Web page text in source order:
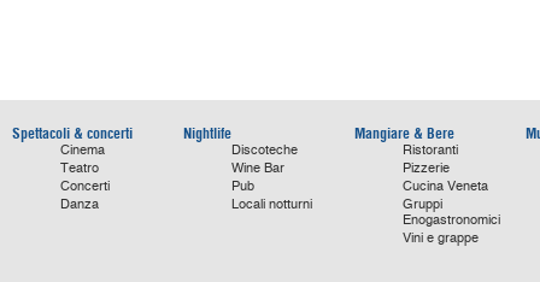
Spettacoli & concerti
Cinema
Teatro
Concerti
Danza
Nightlife
Discoteche
Wine Bar
Pub
Locali notturni
Mangiare & Bere
Ristoranti
Pizzerie
Cucina Veneta
Gruppi
Enogastronomici
Vini e grappe